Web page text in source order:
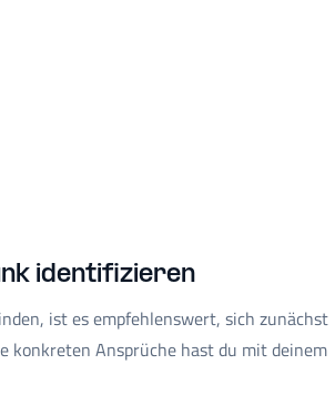
identifizieren
ist es empfehlenswert, sich zunächst
konkreten Ansprüche hast du mit deinem